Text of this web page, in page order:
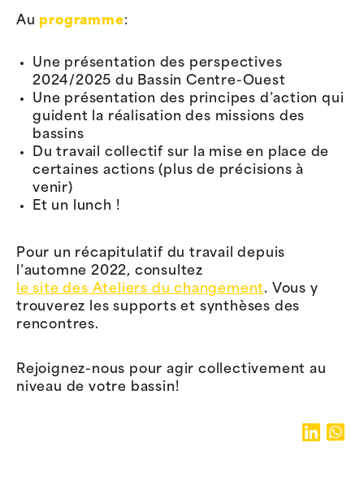
Au programme:
Une présentation des perspectives
2024/2025 du Bassin Centre-Ouest
Une présentation des principes d’action qui
guident la réalisation des missions des
bassins
Du travail collectif sur la mise en place de
certaines actions (plus de précisions à
venir)
Et un lunch !
Pour un récapitulatif du travail depuis
l’automne 2022, consultez
le site des Ateliers du changement. Vous y
trouverez les supports et synthèses des
rencontres.
Rejoignez-nous pour agir collectivement au
niveau de votre bassin!